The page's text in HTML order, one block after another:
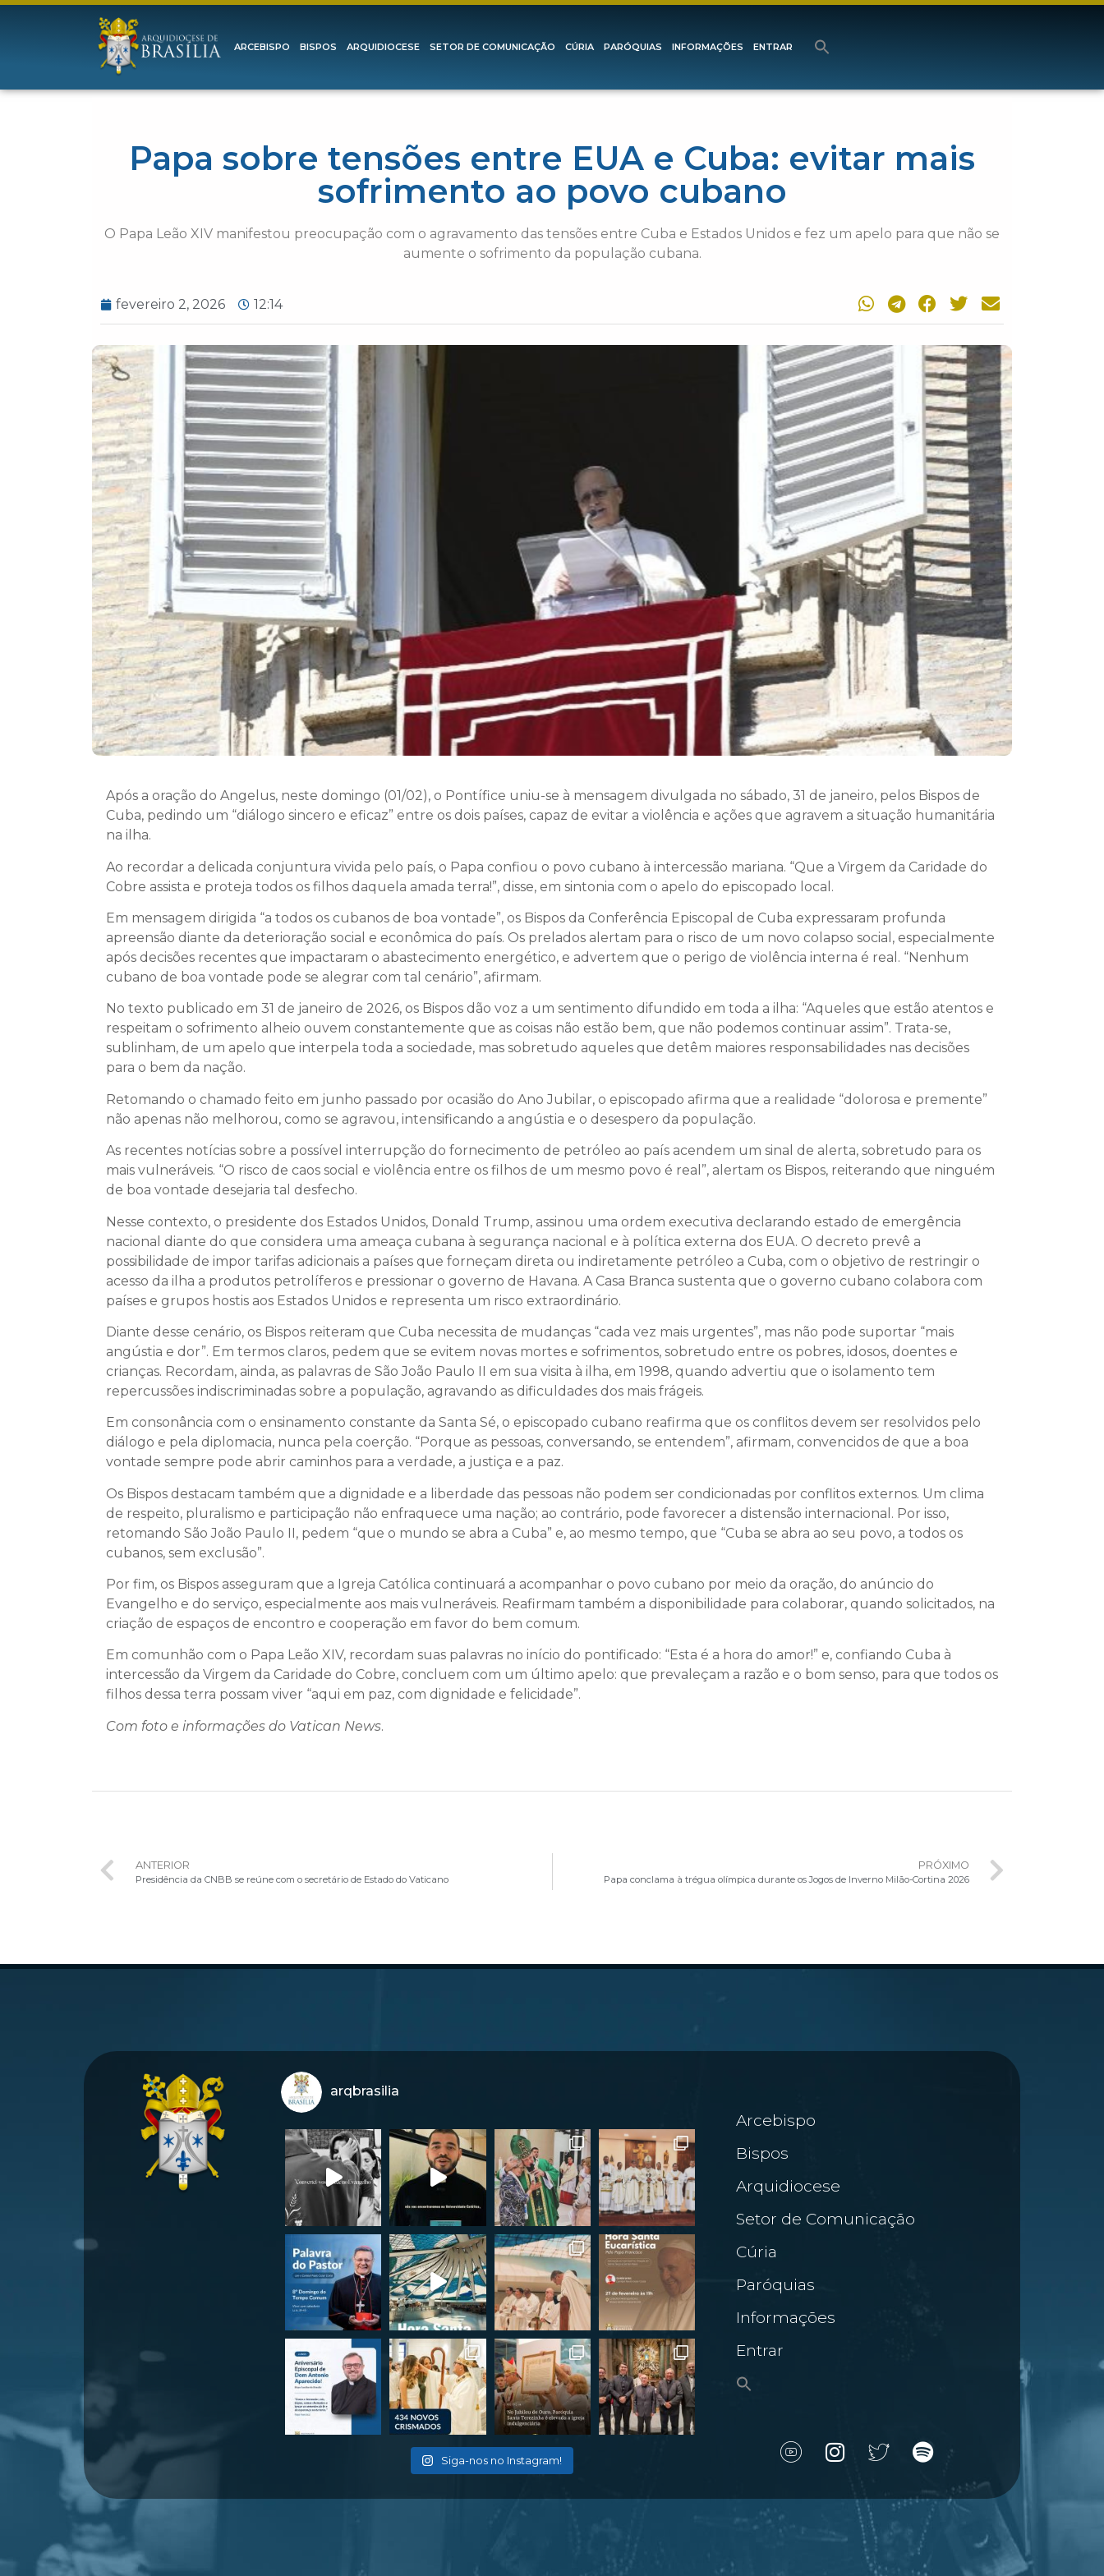
ARCEBISPO BISPOS ARQUIDIOCESE SETOR DE COMUNICAÇÃO CÚRIA PARÓQUIAS INFORMAÇÕES ENTRAR
Papa sobre tensões entre EUA e Cuba: evitar mais
sofrimento ao povo cubano
O Papa Leão XIV manifestou preocupação com o agravamento das tensões entre Cuba e Estados Unidos e fez um apelo para que não se
aumente o sofrimento da população cubana.
fevereiro 2, 2026 12:14
Após a oração do Angelus, neste domingo (01/02), o Pontífice uniu-se à mensagem divulgada no sábado, 31 de janeiro, pelos Bispos de
Cuba, pedindo um “diálogo sincero e eficaz” entre os dois países, capaz de evitar a violência e ações que agravem a situação humanitária
na ilha.
Ao recordar a delicada conjuntura vivida pelo país, o Papa confiou o povo cubano à intercessão mariana. “Que a Virgem da Caridade do
Cobre assista e proteja todos os filhos daquela amada terra!”, disse, em sintonia com o apelo do episcopado local.
Em mensagem dirigida “a todos os cubanos de boa vontade”, os Bispos da Conferência Episcopal de Cuba expressaram profunda
apreensão diante da deterioração social e econômica do país. Os prelados alertam para o risco de um novo colapso social, especialmente
após decisões recentes que impactaram o abastecimento energético, e advertem que o perigo de violência interna é real. “Nenhum
cubano de boa vontade pode se alegrar com tal cenário”, afirmam.
No texto publicado em 31 de janeiro de 2026, os Bispos dão voz a um sentimento difundido em toda a ilha: “Aqueles que estão atentos e
respeitam o sofrimento alheio ouvem constantemente que as coisas não estão bem, que não podemos continuar assim”. Trata-se,
sublinham, de um apelo que interpela toda a sociedade, mas sobretudo aqueles que detêm maiores responsabilidades nas decisões
para o bem da nação.
Retomando o chamado feito em junho passado por ocasião do Ano Jubilar, o episcopado afirma que a realidade “dolorosa e premente”
não apenas não melhorou, como se agravou, intensificando a angústia e o desespero da população.
As recentes notícias sobre a possível interrupção do fornecimento de petróleo ao país acendem um sinal de alerta, sobretudo para os
mais vulneráveis. “O risco de caos social e violência entre os filhos de um mesmo povo é real”, alertam os Bispos, reiterando que ninguém
de boa vontade desejaria tal desfecho.
Nesse contexto, o presidente dos Estados Unidos, Donald Trump, assinou uma ordem executiva declarando estado de emergência
nacional diante do que considera uma ameaça cubana à segurança nacional e à política externa dos EUA. O decreto prevê a
possibilidade de impor tarifas adicionais a países que forneçam direta ou indiretamente petróleo a Cuba, com o objetivo de restringir o
acesso da ilha a produtos petrolíferos e pressionar o governo de Havana. A Casa Branca sustenta que o governo cubano colabora com
países e grupos hostis aos Estados Unidos e representa um risco extraordinário.
Diante desse cenário, os Bispos reiteram que Cuba necessita de mudanças “cada vez mais urgentes”, mas não pode suportar “mais
angústia e dor”. Em termos claros, pedem que se evitem novas mortes e sofrimentos, sobretudo entre os pobres, idosos, doentes e
crianças. Recordam, ainda, as palavras de São João Paulo II em sua visita à ilha, em 1998, quando advertiu que o isolamento tem
repercussões indiscriminadas sobre a população, agravando as dificuldades dos mais frágeis.
Em consonância com o ensinamento constante da Santa Sé, o episcopado cubano reafirma que os conflitos devem ser resolvidos pelo
diálogo e pela diplomacia, nunca pela coerção. “Porque as pessoas, conversando, se entendem”, afirmam, convencidos de que a boa
vontade sempre pode abrir caminhos para a verdade, a justiça e a paz.
Os Bispos destacam também que a dignidade e a liberdade das pessoas não podem ser condicionadas por conflitos externos. Um clima
de respeito, pluralismo e participação não enfraquece uma nação; ao contrário, pode favorecer a distensão internacional. Por isso,
retomando São João Paulo II, pedem “que o mundo se abra a Cuba” e, ao mesmo tempo, que “Cuba se abra ao seu povo, a todos os
cubanos, sem exclusão”.
Por fim, os Bispos asseguram que a Igreja Católica continuará a acompanhar o povo cubano por meio da oração, do anúncio do
Evangelho e do serviço, especialmente aos mais vulneráveis. Reafirmam também a disponibilidade para colaborar, quando solicitados, na
criação de espaços de encontro e cooperação em favor do bem comum.
Em comunhão com o Papa Leão XIV, recordam suas palavras no início do pontificado: “Esta é a hora do amor!” e, confiando Cuba à
intercessão da Virgem da Caridade do Cobre, concluem com um último apelo: que prevaleçam a razão e o bom senso, para que todos os
filhos dessa terra possam viver “aqui em paz, com dignidade e felicidade”.
Com foto e informações do Vatican News.
ANTERIOR
Presidência da CNBB se reúne com o secretário de Estado do Vaticano
PRÓXIMO
Papa conclama à trégua olímpica durante os Jogos de Inverno Milão-Cortina 2026
arqbrasilia
Siga-nos no Instagram!
Arcebispo
Bispos
Arquidiocese
Setor de Comunicação
Cúria
Paróquias
Informações
Entrar